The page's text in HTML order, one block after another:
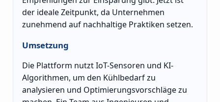
der ideale Zeitpunkt, da Unternehmen
zunehmend auf nachhaltige Praktiken setzen.
Umsetzung
Die Plattform nutzt IoT-Sensoren und KI-
Algorithmen, um den Kühlbedarf zu
analysieren und Optimierungsvorschläge zu